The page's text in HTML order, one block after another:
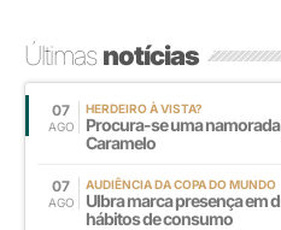
Últimasnotícias
07
AGO
HERDEIRO À VISTA?
Procura-se uma
Caramelo
07
AGO
AUDIÊNCIA DA COPA DO MUNDO
Ulbra marca presença em
hábitos de consumo